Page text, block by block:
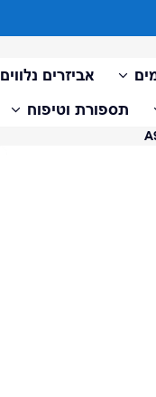
אביזרים נלווים
תספורת וטיפוח